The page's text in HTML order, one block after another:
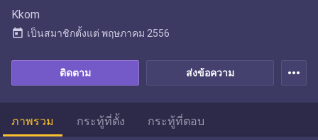
ส่งข้อความ
ติดตาม
Kkom
today เป็นสมาชิกตั้งแต่ พฤษภาคม 2556
more_horiz
ภาพรวม กระทู้ที่ตั้ง กระทู้ที่ตอบ